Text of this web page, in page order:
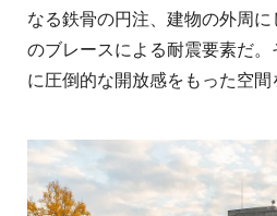
なる鉄骨の円注、建物の外周
のブレースによる耐震要素だ
に圧倒的な開放感をもった空間